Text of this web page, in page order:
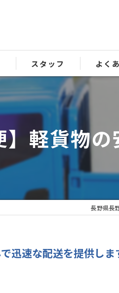
スタッフ よく
軽貨物
長野県長
迅速な配送を提供しま